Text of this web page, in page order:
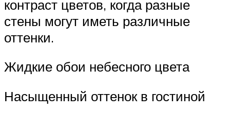
контраст цветов, когда разные
стены могут иметь различные
оттенки.
Жидкие обои небесного цвета
Насыщенный оттенок в гостиной